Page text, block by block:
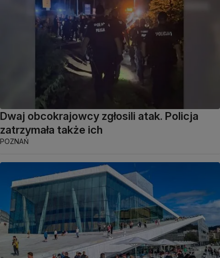
Dwaj obcokrajowcy zgłosili atak. Policja
zatrzymała także ich
POZNAŃ